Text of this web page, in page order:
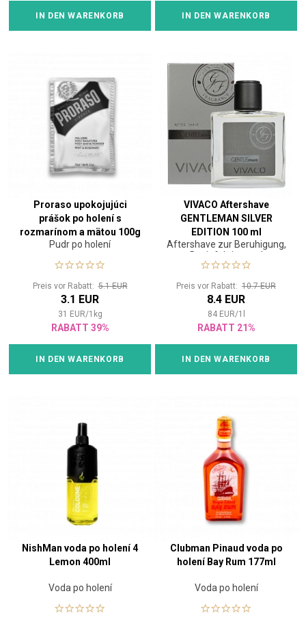
IN DEN WARENKORB IN DEN WARENKORB
Proraso upokojujúci
prášok po holení s
rozmarínom a mätou 100g
Pudr po holení
Preis vor Rabatt:5.1 EUR
3.1 EUR
31 EUR/1 kg
RABATT 39%
IN DEN WARENKORB
VIVACO Aftershave
GENTLEMAN SILVER
EDITION 100 ml
Aftershave zur Beruhigung,
Desinfektion und
Tonisierung der Haut.
vor und nach der Rasur.
Preis vor Rabatt: 10.7 EUR
8.4 EUR
84 EUR/1
RABATT 21%
IN DEN WARENKORB
NishMan voda po holení 4
Lemon 400ml
Voda po holení
Clubman Pinaud voda po
holení Bay Rum 177ml
Voda po holení